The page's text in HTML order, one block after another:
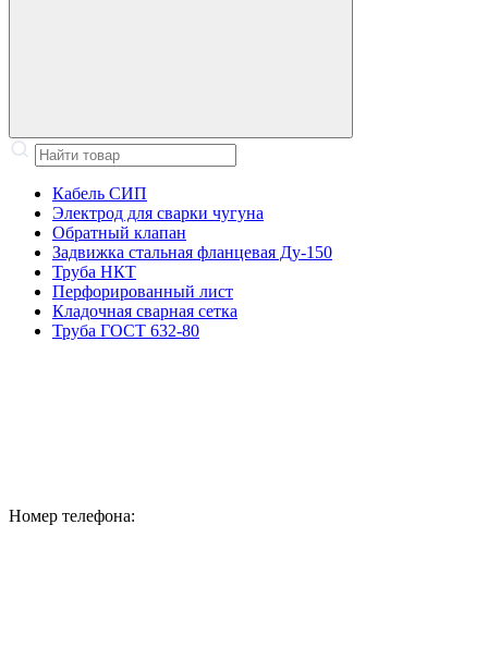
Кабель СИП
Электрод для сварки чугуна
Обратный клапан
Задвижка стальная фланцевая Ду-150
Труба НКТ
Перфорированный лист
Кладочная сварная сетка
Труба ГОСТ 632-80
Номер телефона: